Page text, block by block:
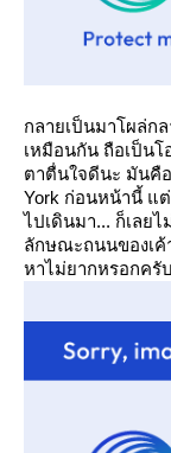
กลายเป็นมาโผล่ก
เหมือนกัน ถือเป็นโ
ตาตื่นใจดีนะ มันคื
York ก่อนหน้านี้ แ
ไปเดินมา... ก็เลย
ลักษณะถนนของเค้
หาไม่ยากหรอกครับ